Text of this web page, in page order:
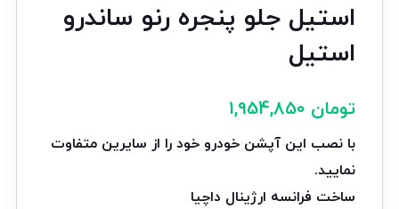
استیل جلو پنجره رنو ساندرو
استیل
تومان
با نصب این آپشن خودرو خود را از سایرین متفاوت
نمایید.
ساخت فرانسه ارژینال داچیا